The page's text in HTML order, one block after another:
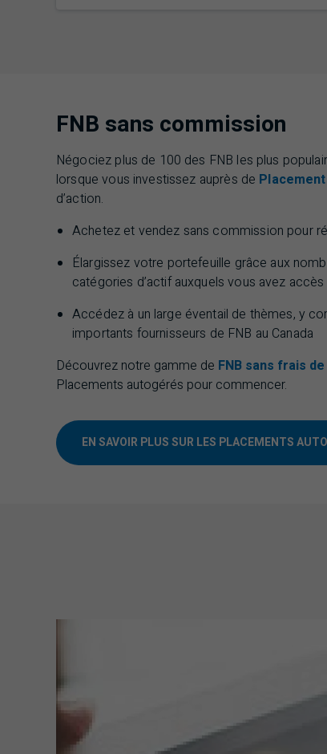
FNB sans commission
Négociez plus de 100 des FNB les plus
lorsque vous investissez auprès de
d’action.
Achetez et vendez sans commission pour
Élargissez votre portefeuille grâce aux
catégories d’actif auxquels vous avez accès
Accédez à un large éventail de thèmes, y
importants fournisseurs de FNB au Canada
Découvrez notre gamme de FNB sans frais
Placements autogérés pour commencer.
EN SAVOIR PLUS SUR LES PLACEMENTS